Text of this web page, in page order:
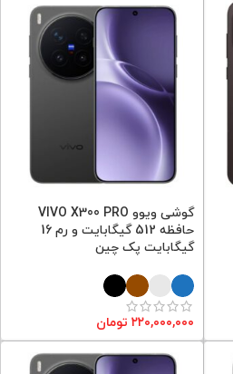
گوشی ویوو VIVO X300 PRO
حافظه 512 گیگابایت و رم 16
گیگابایت پک چین
۲۲۰,۰۰۰,۰۰۰ تومان